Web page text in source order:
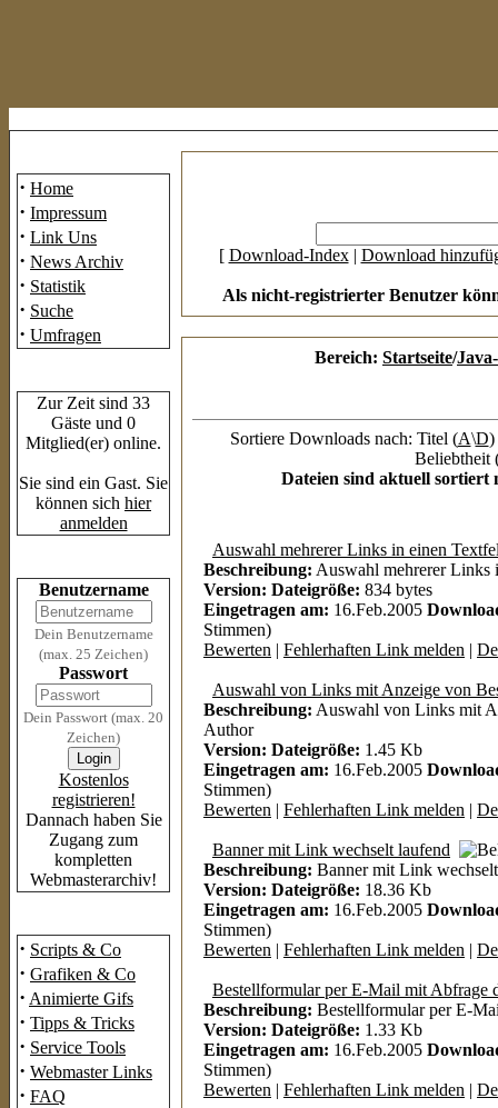
· Home
· Impressum
· Link Uns
· News Archiv
· Statistik
· Suche
· Umfragen
Zur Zeit sind 33
Gäste und 0
Mitglied(er) online.
Sie sind ein Gast. Sie
können sich hier
anmelden
Benutzername
Dein Benutzername
(max. 25 Zeichen)
Passwort
Dein Passwort (max. 20
Zeichen)
Kostenlos
registrieren!
Dannach haben Sie
Zugang zum
kompletten
Webmasterarchiv!
· Scripts & Co
· Grafiken & Co
· Animierte Gifs
· Tipps & Tricks
· Service Tools
· Webmaster Links
· FAQ
[ Download-Index| Download
Als nicht-registrierter Benutzer
Bereich: Startseite/
Sortiere Downloads nach: Titel (A\D)
Beliebtheit
Dateien sind aktuell sortiert
Auswahl mehrerer Links in einen
Beschreibung: Auswahl mehrerer Links
Version: Dateigröße: 834 bytes
Eingetragen am: 16.Feb.2005
Stimmen)
Bewerten | Fehlerhaften Link melden |
Auswahl von Links mit Anzeige von
Beschreibung: Auswahl von Links mit
Author
Version: Dateigröße: 1.45 Kb
Eingetragen am: 16.Feb.2005
Stimmen)
Bewerten | Fehlerhaften Link melden |
Banner mit Link wechselt laufend
Beschreibung: Banner mit Link
Version: Dateigröße: 18.36 Kb
Eingetragen am: 16.Feb.2005
Stimmen)
Bewerten | Fehlerhaften Link melden |
Bestellformular per E-Mail mit Abfrage
Beschreibung: Bestellformular per E-
Version: Dateigröße: 1.33 Kb
Eingetragen am: 16.Feb.2005
Stimmen)
Bewerten | Fehlerhaften Link melden |